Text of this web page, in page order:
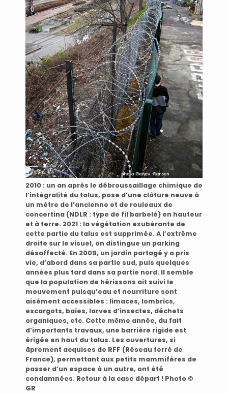
2010 : un an après le débroussaillage chimique de
l’intégralité du talus, pose d’une clôture neuve à
un mètre de l’ancienne et de rouleaux de
concertina (NDLR : type de fil barbelé) en hauteur
et à terre. 2021 : la végétation exubérante de
cette partie du talus est supprimée. A l’extrême
droite sur le visuel, on distingue un parking
désaffecté. En 2009, un jardin partagé y a pris
vie, d’abord dans sa partie sud, puis quelques
années plus tard dans sa partie nord. Il semble
que la population de hérissons ait suivi le
mouvement puisqu’eau et nourriture sont
aisément accessibles : limaces, lombrics,
escargots, baies, larves d’insectes, déchets
organiques, etc. Cette même année, du fait
d’importants travaux, une barrière rigide est
érigée en haut du talus. Les ouvertures, si
âprement acquises de RFF (Réseau ferré de
France), permettant aux petits mammifères de
passer d’un espace à un autre, ont été
condamnées. Retour à la case départ ! Photo ©
GR